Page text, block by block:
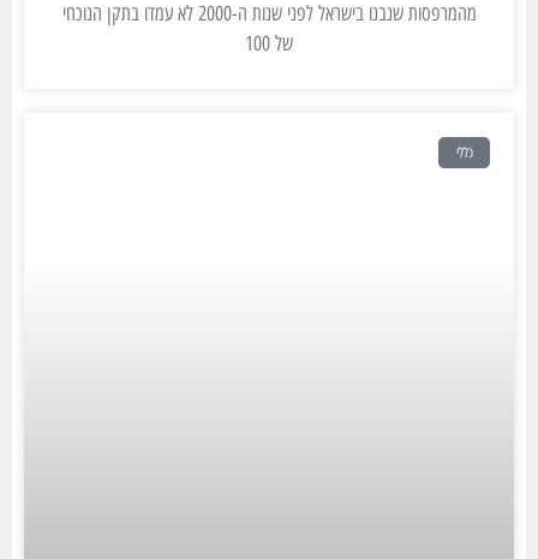
מהמרפסות שנבנו בישראל לפני שנות ה-2000 לא עמדו בתקן הנוכחי
של 100
כללי